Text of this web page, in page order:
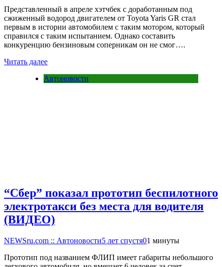
Представленный в апреле хэтчбек с доработанным под
сжиженный водород двигателем от Toyota Yaris GR стал
первым в истории автомобилем с таким мотором, который
справился с таким испытанием. Однако составить
конкуренцию бензиновым соперникам он не смог….
Читать далее
Автоновости
“Сбер” показал прототип беспилотного
электротакси без места для водителя
(ВИДЕО)
NEWSru.com :: Автоновости5 лет спустя01 минуты
Прототип под названием ФЛИП имеет габариты небольшого